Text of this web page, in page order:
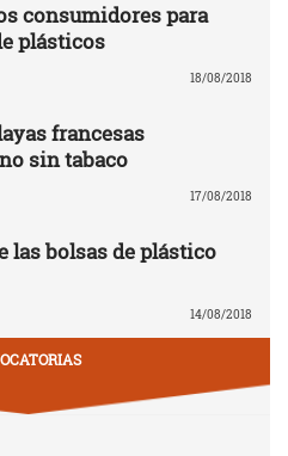
consumidores para
plásticos
18/08/2018
francesas
sin tabaco
17/08/2018
las bolsas de plástico
14/08/2018